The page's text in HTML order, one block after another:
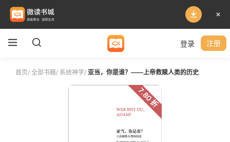
登录 注册
首页/ 全部书籍/ 系统神学/ 亚当，你是谁？——上帝救赎人类的历史
7.80 折